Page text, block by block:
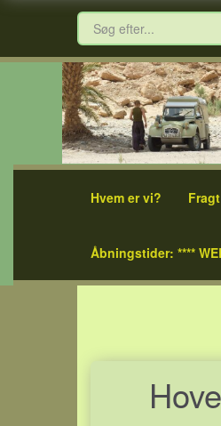
Hvem er vi?
Åbningstider: ****